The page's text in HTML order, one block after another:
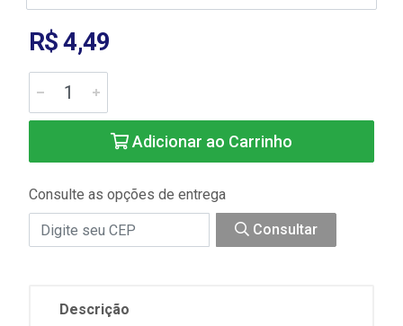
R$ 4,49
Adicionar ao Carrinho
Consulte as opções de entrega
Consultar
Descrição